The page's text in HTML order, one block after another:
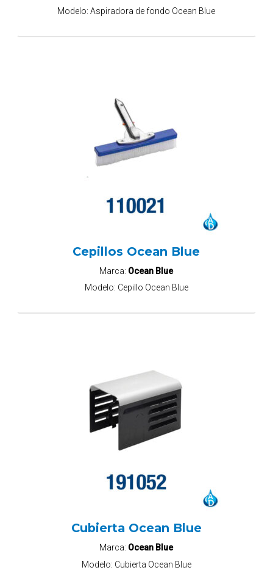
Modelo:Aspiradora de fondo Ocean Blue
Cepillos Ocean Blue
Marca: Ocean Blue
Modelo: Cepillo Ocean Blue
Cubierta Ocean Blue
Marca: Ocean Blue
Modelo: Cubierta Ocean Blue